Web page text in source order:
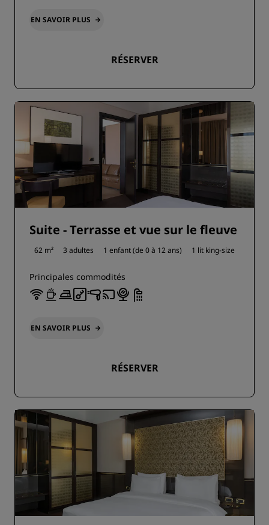
EN SAVOIR PLUS
RÉSERVER
Suite - Terrasse et vue sur le fleuve
62 m² 3 adultes 1 enfant (de 0 à 12 ans) 1 lit king-size
Principales commodités
EN SAVOIR PLUS
RÉSERVER